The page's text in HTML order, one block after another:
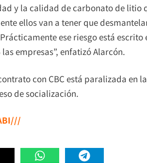
y la calidad de carbonato de litio
ellos van a tener que
ese riesgo está escrito
empresas”, enfatizó Alarcón.
con CBC está paralizada en
de socialización.